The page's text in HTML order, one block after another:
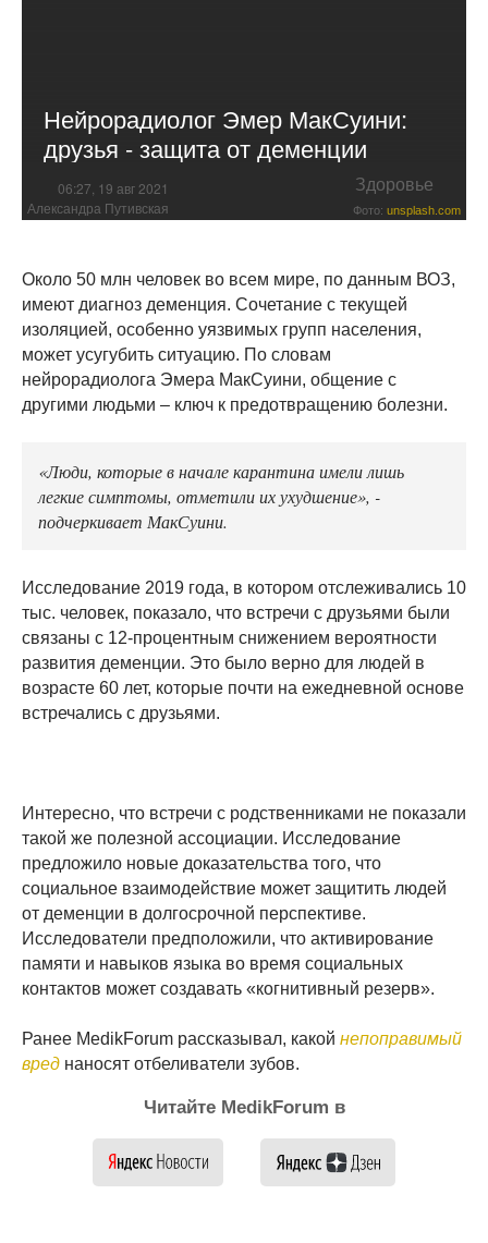
Нейрорадиолог Эмер МакСуини:
друзья - защита от деменции
06:27, 19 авг 2021 Здоровье
Александра Путивская Фото: unsplash.com
Около 50 млн человек во всем мире, по данным ВОЗ,
имеют диагноз деменция. Сочетание с текущей
изоляцией, особенно уязвимых групп населения,
может усугубить ситуацию. По словам
нейрорадиолога Эмера МакСуини, общение с
другими людьми – ключ к предотвращению болезни.
«Люди, которые в начале карантина имели лишь
легкие симптомы, отметили их ухудшение», -
подчеркивает МакСуини.
Исследование 2019 года, в котором отслеживались 10
тыс. человек, показало, что встречи с друзьями были
связаны с 12-процентным снижением вероятности
развития деменции. Это было верно для людей в
возрасте 60 лет, которые почти на ежедневной основе
встречались с друзьями.
Интересно, что встречи с родственниками не показали
такой же полезной ассоциации. Исследование
предложило новые доказательства того, что
социальное взаимодействие может защитить людей
от деменции в долгосрочной перспективе.
Исследователи предположили, что активирование
памяти и навыков языка во время социальных
контактов может создавать «когнитивный резерв».
Ранее MedikForum рассказывал, какой непоправимый
вред наносят отбеливатели зубов.
Читайте MedikForum в